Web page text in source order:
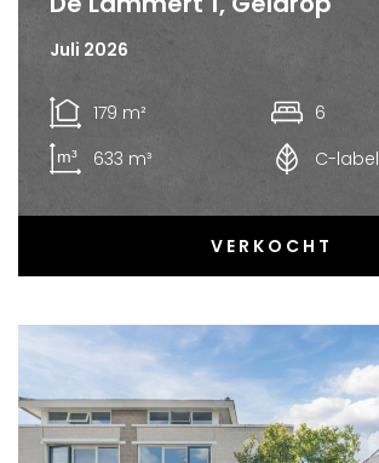
Juli 2026
179 m²
6
633 m³
C-label
VERKOCHT